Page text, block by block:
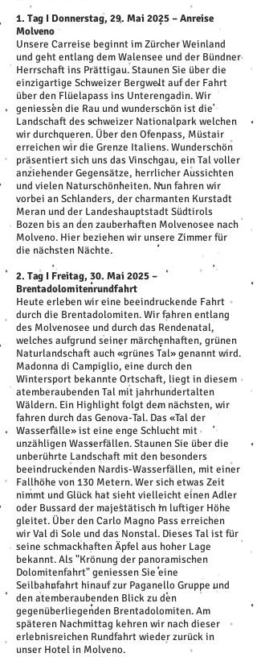
1. Tag I Donnerstag, 29. Mai 2025 – Anreise
Molveno
Unsere Carreise beginnt im Zürcher Weinland
und geht entlang dem Walensee und der Bündner
Herrschaft ins Prättigau. Staunen Sie über die
einzigartige Schweizer Bergwelt auf der Fahrt
über den Flüelapass ins Unterengadin. Wir
geniessen die Rau und wunderschön ist die
Landschaft des schweizer Nationalpark welchen
wir durchqueren. Über den Ofenpass, Müstair
erreichen wir die Grenze Italiens. Wunderschön
präsentiert sich uns das Vinschgau, ein Tal voller
anziehender Gegensätze, herrlicher Aussichten
und vielen Naturschönheiten. Nun fahren wir
vorbei an Schlanders, der charmanten Kurstadt
Meran und der Landeshauptstadt Südtirols
Bozen bis an den zauberhaften Molvenosee nach
Molveno. Hier beziehen wir unsere Zimmer für
die nächsten Nächte.
2. Tag I Freitag, 30. Mai 2025 –
Brentadolomitenrundfahrt
Heute erleben wir eine beeindruckende Fahrt
durch die Brentadolomiten. Wir fahren entlang
des Molvenosee und durch das Rendenatal,
welches aufgrund seiner märchenhaften, grünen
Naturlandschaft auch «grünes Tal» genannt wird.
Madonna di Campiglio, eine durch den
Wintersport bekannte Ortschaft, liegt in diesem
atemberaubenden Tal mit jahrhundertalten
Wäldern. Ein Highlight folgt dem nächsten, wir
fahren durch das Genova-Tal. Das «Tal der
Wasserfälle» ist eine enge Schlucht mit
unzähligen Wasserfällen. Staunen Sie über die
unberührte Landschaft mit den besonders
beeindruckenden Nardis-Wasserfällen, mit einer
Fallhöhe von 130 Metern. Wer sich etwas Zeit
nimmt und Glück hat sieht vielleicht einen Adler
oder Bussard der majestätisch in luftiger Höhe
gleitet. Über den Carlo Magno Pass erreichen
wir Val di Sole und das Nonstal. Dieses Tal ist für
seine schmackhaften Äpfel aus hoher Lage
bekannt. Als "Krönung der panoramischen
Dolomitenfahrt" geniessen Sie eine
Seilbahnfahrt hinauf zur Paganello Gruppe und
den atemberaubenden Blick zu den
gegenüberliegenden Brentadolomiten. Am
späteren Nachmittag kehren wir nach dieser
erlebnisreichen Rundfahrt wieder zurück in
unser Hotel in Molveno.